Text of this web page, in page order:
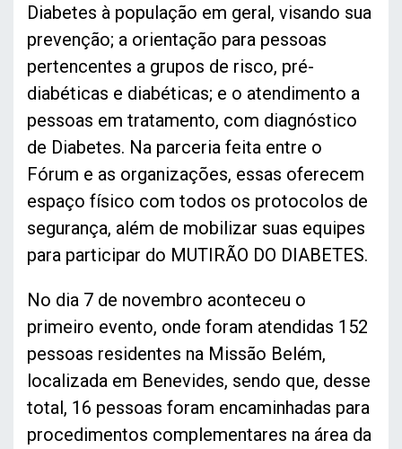
Diabetes à população em geral, visando sua
prevenção; a orientação para pessoas
pertencentes a grupos de risco, pré-
diabéticas e diabéticas; e o atendimento a
pessoas em tratamento, com diagnóstico
de Diabetes. Na parceria feita entre o
Fórum e as organizações, essas oferecem
espaço físico com todos os protocolos de
segurança, além de mobilizar suas equipes
para participar do MUTIRÃO DO DIABETES.
No dia 7 de novembro aconteceu o
primeiro evento, onde foram atendidas 152
pessoas residentes na Missão Belém,
localizada em Benevides, sendo que, desse
total, 16 pessoas foram encaminhadas para
procedimentos complementares na área da